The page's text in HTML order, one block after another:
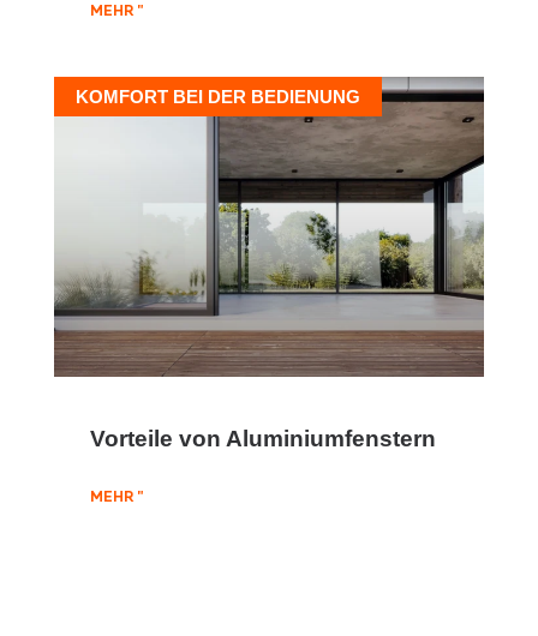
MEHR "
KOMFORT BEI DER BEDIENUNG
Vorteile von Aluminiumfenstern
MEHR "